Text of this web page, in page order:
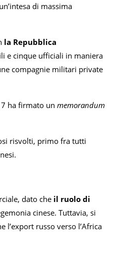
di massima
la Repubblica
e cinque ufficiali in maniera
compagnie militari private
ha firmato un memorandum
risvolti, primo fra tutti
dato che il ruolo di
cinese. Tuttavia, si
l’export russo verso l’Africa